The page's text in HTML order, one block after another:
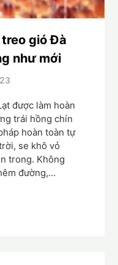
gió Đà
như mới
được làm hoàn
trái hồng chín
hoàn toàn tự
se khô vỏ
trong. Không
đường,…